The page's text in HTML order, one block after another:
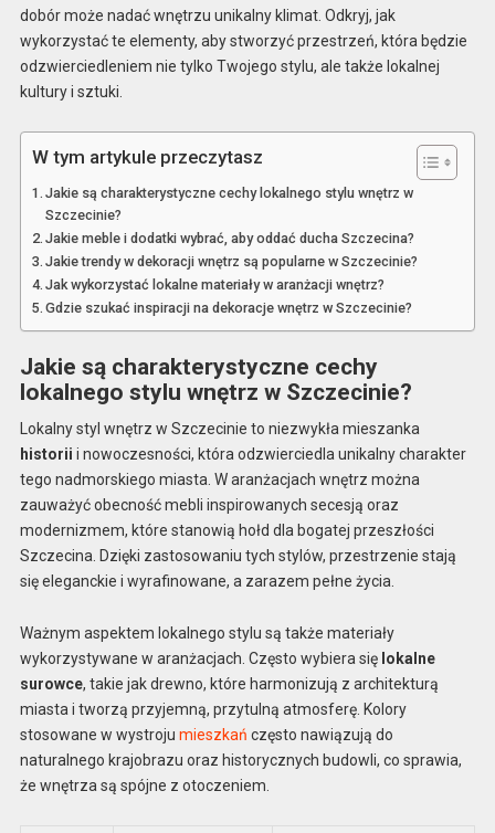
dobór może nadać wnętrzu unikalny klimat. Odkryj, jak
wykorzystać te elementy, aby stworzyć przestrzeń, która będzie
odzwierciedleniem nie tylko Twojego stylu, ale także lokalnej
kultury i sztuki.
W tym artykule przeczytasz
Jakie są charakterystyczne cechy lokalnego stylu wnętrz w
Szczecinie?
Jakie meble i dodatki wybrać, aby oddać ducha Szczecina?
Jakie trendy w dekoracji wnętrz są popularne w Szczecinie?
Jak wykorzystać lokalne materiały w aranżacji wnętrz?
Gdzie szukać inspiracji na dekoracje wnętrz w Szczecinie?
Jakie są charakterystyczne cechy
lokalnego stylu wnętrz w Szczecinie?
Lokalny styl wnętrz w Szczecinie to niezwykła mieszanka
historii i nowoczesności, która odzwierciedla unikalny charakter
tego nadmorskiego miasta. W aranżacjach wnętrz można
zauważyć obecność mebli inspirowanych secesją oraz
modernizmem, które stanowią hołd dla bogatej przeszłości
Szczecina. Dzięki zastosowaniu tych stylów, przestrzenie stają
się eleganckie i wyrafinowane, a zarazem pełne życia.
Ważnym aspektem lokalnego stylu są także materiały
wykorzystywane w aranżacjach. Często wybiera się lokalne
surowce, takie jak drewno, które harmonizują z architekturą
miasta i tworzą przyjemną, przytulną atmosferę. Kolory
stosowane w wystroju mieszkań często nawiązują do
naturalnego krajobrazu oraz historycznych budowli, co sprawia,
że wnętrza są spójne z otoczeniem.